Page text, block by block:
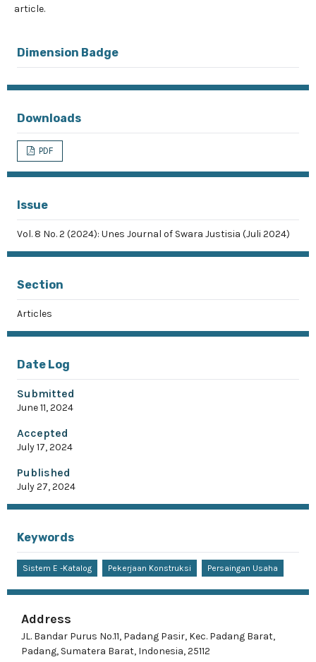
article.
Dimension Badge
Downloads
PDF
Issue
Vol. 8 No. 2 (2024): Unes Journal of Swara Justisia (Juli 2024)
Section
Articles
Date Log
Submitted
June 11, 2024
Accepted
July 17, 2024
Published
July 27, 2024
Keywords
Sistem E -Katalog Pekerjaan Konstruksi Persaingan Usaha
Address
JL. Bandar Purus No.11, Padang Pasir, Kec. Padang Barat,
Padang, Sumatera Barat, Indonesia, 25112